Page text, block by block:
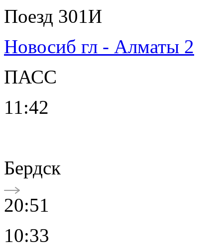
Поезд 301И
Новосиб гл - Алматы 2
ПАСС
11:42
Бердск
20:51
10:33